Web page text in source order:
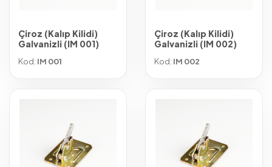
Çiroz (Kalıp Kilidi)
Galvanizli (IM 001)
Kod: IM 001
Çiroz (Kalıp Kilidi)
Galvanizli (IM 002)
Kod: IM 002